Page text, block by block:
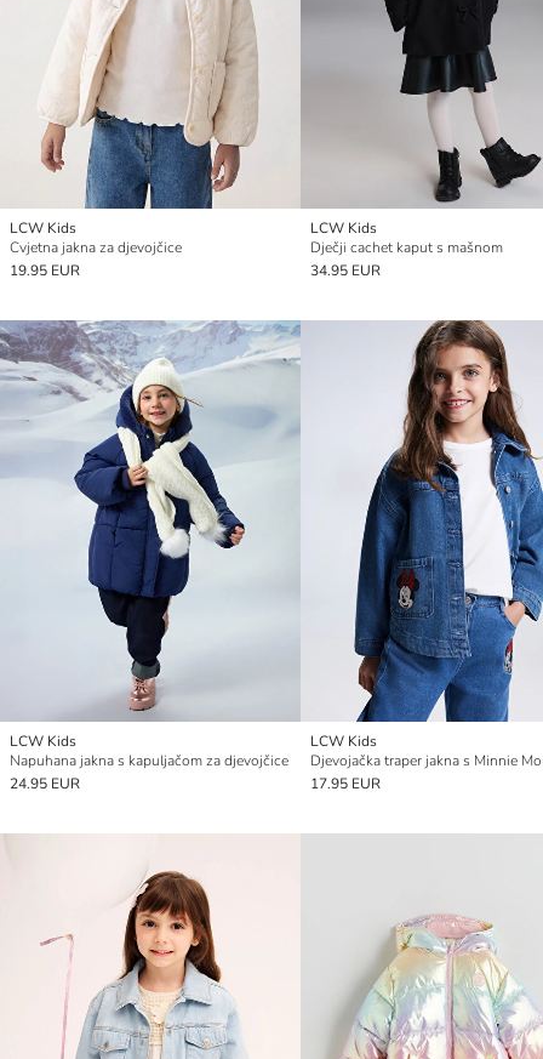
LCW Kids
Cvjetna jakna za djevojčice
19.95 EUR
LCW Kids
Dječji cachet kaput s mašnom
34.95 EUR
LCW Kids
Napuhana jakna s kapuljačom za djevojčice
24.95 EUR
LCW Kids
17.95 EUR